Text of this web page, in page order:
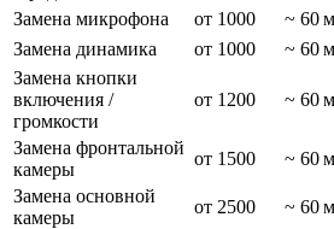
Замена микрофона от 1000 ~ 60
Замена динамика от 1000 ~ 60
Замена кнопки
включения /
громкости
от 1200 ~ 60
Замена фронтальной
камеры
от 1500 ~ 60
Замена основной
камеры
от 2500 ~ 60